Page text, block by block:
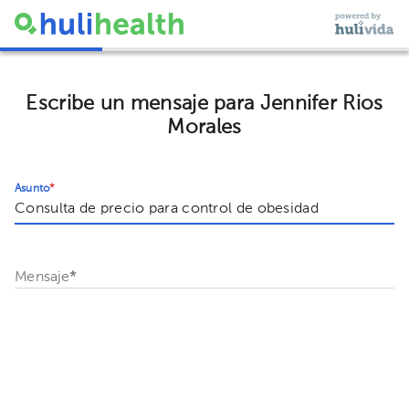
Escribe un mensaje para Jennifer Rios
Morales
Asunto*
Mensaje*